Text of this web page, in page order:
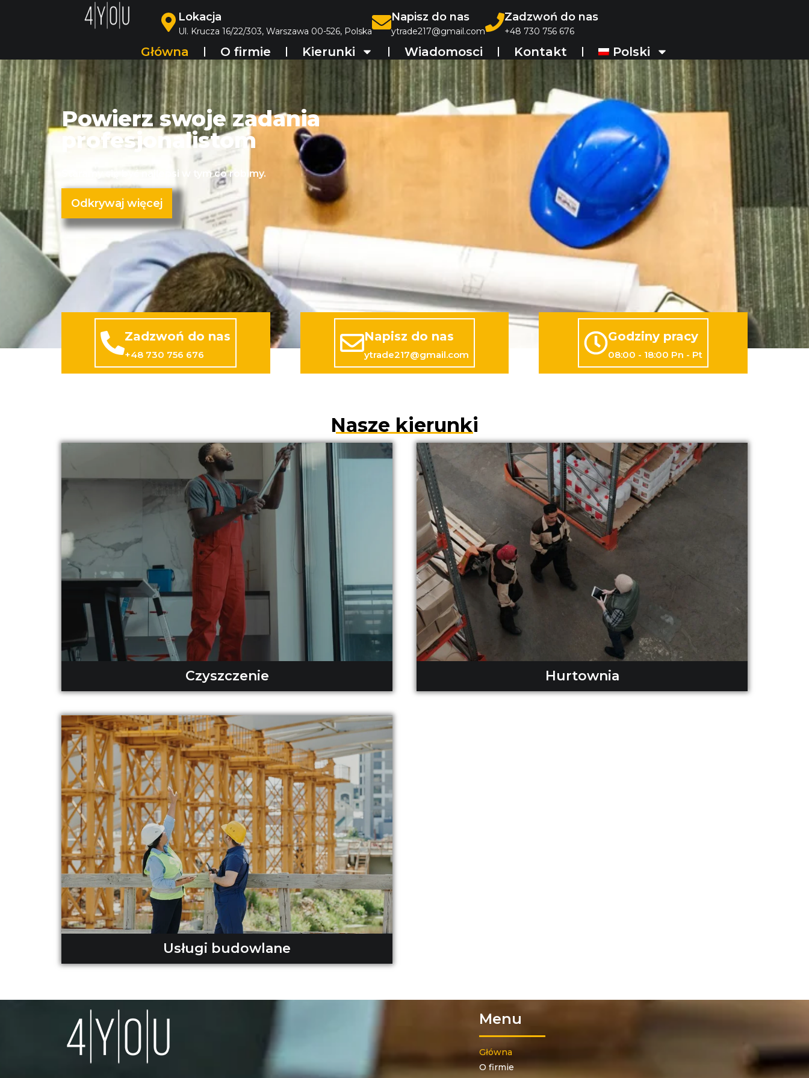
Lokacja
Ul. Krucza 16/22/303, Warszawa 00-526, Polska
Napisz do nas
ytrade217@gmail.com
Zadzwoń do nas
+48 730 756 676
Główna O firmie Kierunki Wiadomosci Kontakt Polski
Powierz swoje zadania
profesjonalistom
Staramy się być najlepsi w tym co robimy.
Odkrywaj więcej
Zadzwoń do nas
+48 730 756 676
Napisz do nas
ytrade217@gmail.com
Godziny pracy
08:00 - 18:00 Pn - Pt
Nasze kierunki
Czyszczenie Hurtownia
Usługi budowlane
Menu
Główna
O firmie